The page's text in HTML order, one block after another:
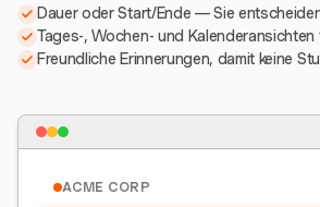
Dauer oder Start/Ende — Sie
Tages-, Wochen- und
Freundliche Erinnerungen, damit keine
ACME CORP